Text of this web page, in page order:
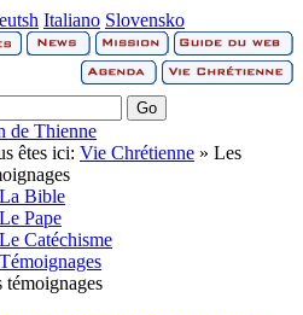
Italiano Slovensko
de Thienne
êtes ici: Vie Chrétienne » Les
La Bible
Le Pape
Le Catéchisme
Témoignages
témoignages